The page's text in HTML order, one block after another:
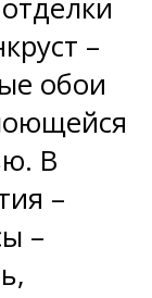
–
обои
В
–
–